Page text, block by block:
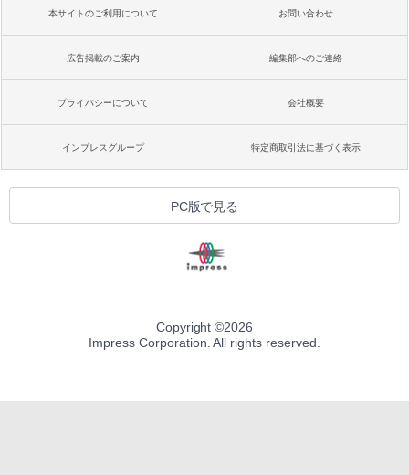
本サイトのご利用について お問い合わせ
広告掲載のご案内 編集部へのご連絡
プライバシーについて 会社概要
インプレスグループ 特定商取引法に基づく表示
PC版で見る
Copyright ©2026
Impress Corporation. All rights reserved.